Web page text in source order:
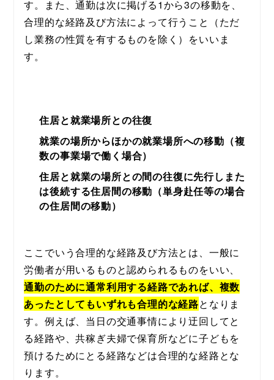
す。また、通勤は次に掲げる1から3の移動を、
合理的な経路及び方法によって行うこと（ただ
し業務の性質を有するものを除く）をいいま
す。
住居と就業場所との往復
就業の場所からほかの就業場所への移動（複
数の事業場で働く場合）
住居と就業の場所との間の往復に先行しまた
は後続する住居間の移動（単身赴任等の場合
の住居間の移動）
ここでいう合理的な経路及び方法とは、一般に
労働者が用いるものと認められるものをいい、
通勤のために通常利用する経路であれば、複数
あったとしてもいずれも合理的な経路となりま
す。例えば、当日の交通事情により迂回してと
る経路や、共稼ぎ夫婦で保育所などに子どもを
預けるためにとる経路などは合理的な経路とな
ります。